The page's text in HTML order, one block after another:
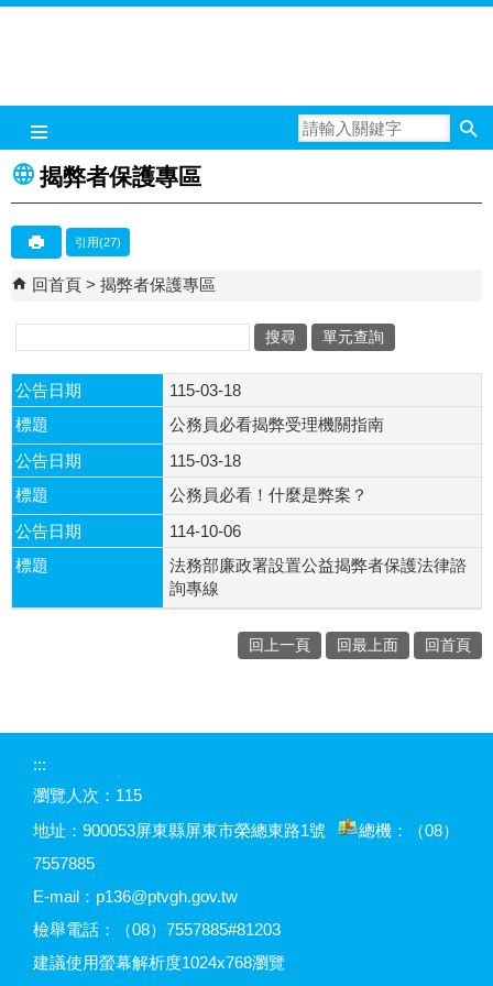
揭弊者保護專區
引用(27)
回首頁 揭弊者保護專區
關
鍵
字
單元查詢
公告日期
115-03-18
標題
公務員必看揭弊受理機關指南
公告日期
115-03-18
標題
公務員必看！什麼是弊案？
公告日期
114-10-06
標題
法務部廉政署設置公益揭弊者保護法律諮
詢專線
回上一頁 回最上面 回首頁
:::
瀏覽人次： 115
地址：900053屏東縣屏東市榮總東路1號
總機：（08）
7557885
E-mail：p136@ptvgh.gov.tw
檢舉電話：（08）7557885#81203
建議使用螢幕解析度1024x768瀏覽